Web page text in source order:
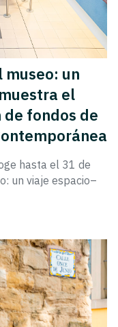
museo: un
el
fondos de
hasta el 31 de
un viaje espacio–